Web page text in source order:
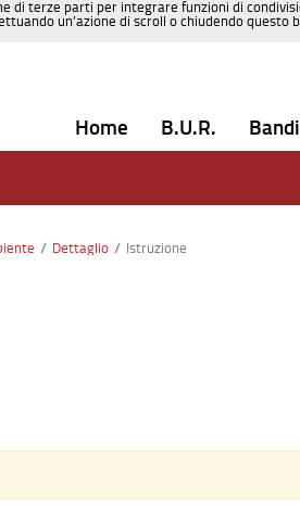
di terze parti per integrare funzioni di
un’azione di scroll o chiudendo questo
Home B.U.R. Bandi
/ Dettaglio / Istruzione